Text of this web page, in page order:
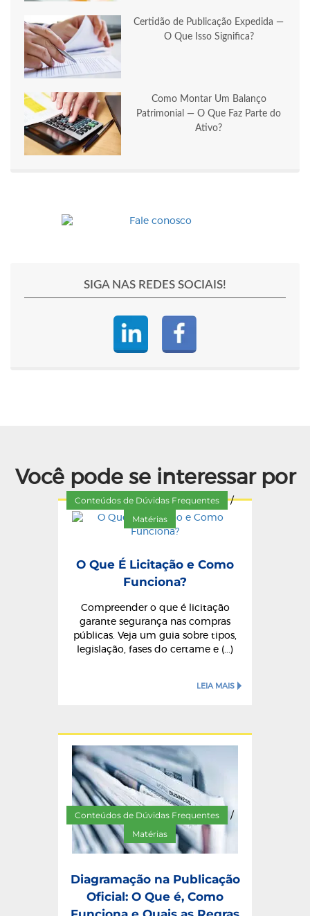
Certidão de Publicação Expedida —
O Que Isso Significa?
Como Montar Um Balanço
Patrimonial — O Que Faz Parte do
Ativo?
SIGA NAS REDES SOCIAIS!
Você pode se interessar por
Conteúdos de Dúvidas Frequentes /
Matérias
O Que É Licitação e Como
Funciona?
Compreender o que é licitação
garante segurança nas compras
públicas. Veja um guia sobre tipos,
legislação, fases do certame e (...)
LEIA MAIS
Conteúdos de Dúvidas Frequentes /
Matérias
Diagramação na Publicação
Oficial: O Que é, Como